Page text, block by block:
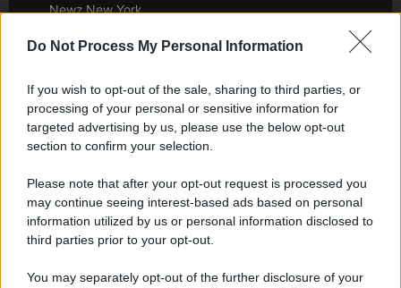
Do Not Process My Personal Information
If you wish to opt-out of the sale, sharing to third parties, or
processing of your personal or sensitive information for
targeted advertising by us, please use the below opt-out
section to confirm your selection.
Please note that after your opt-out request is processed you
may continue seeing interest-based ads based on personal
information utilized by us or personal information disclosed to
third parties prior to your opt-out.
You may separately opt-out of the further disclosure of your
Newz New York
Newz Ohio
Gameland
Hig Tech Mag
Scoop Mag
Lgbtqia News
Motors Magazine 365
Day Travel 365
Home Magazine 365
Cineverse Magazine